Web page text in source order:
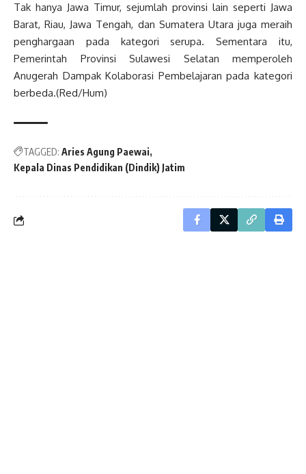
Tak hanya Jawa Timur, sejumlah provinsi lain seperti Jawa
Barat, Riau, Jawa Tengah, dan Sumatera Utara juga meraih
penghargaan pada kategori serupa. Sementara itu,
Pemerintah Provinsi Sulawesi Selatan memperoleh
Anugerah Dampak Kolaborasi Pembelajaran pada kategori
berbeda.(Red/Hum)
TAGGED: Aries Agung Paewai
Kepala Dinas Pendidikan (Dindik) Jatim